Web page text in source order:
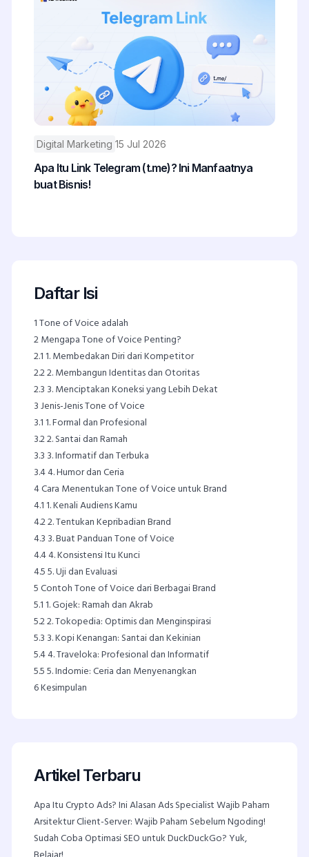
Digital Marketing 15 Jul 2026
Apa Itu Link Telegram (t.me)? Ini Manfaatnya
buat Bisnis!
Daftar Isi
1Tone of Voice adalah
2Mengapa Tone of Voice Penting?
2.11. Membedakan Diri dari Kompetitor
2.22. Membangun Identitas dan Otoritas
2.3 3. Menciptakan Koneksi yang Lebih Dekat
3Jenis-Jenis Tone of Voice
3.11. Formal dan Profesional
3.22. Santai dan Ramah
3.3 3. Informatif dan Terbuka
3.44. Humor dan Ceria
4Cara Menentukan Tone of Voice untuk Brand
4.11. Kenali Audiens Kamu
4.22. Tentukan Kepribadian Brand
4.3 3. Buat Panduan Tone of Voice
4.44. Konsistensi Itu Kunci
4.55. Uji dan Evaluasi
5Contoh Tone of Voice dari Berbagai Brand
5.11. Gojek: Ramah dan Akrab
5.22. Tokopedia: Optimis dan Menginspirasi
5.3 3. Kopi Kenangan: Santai dan Kekinian
5.44. Traveloka: Profesional dan Informatif
5.55. Indomie: Ceria dan Menyenangkan
6Kesimpulan
Artikel Terbaru
Apa Itu Crypto Ads? Ini Alasan Ads Specialist Wajib Paham
Arsitektur Client-Server: Wajib Paham Sebelum Ngoding!
Sudah Coba Optimasi SEO untuk DuckDuckGo? Yuk,